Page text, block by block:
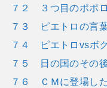
７２ ３つ目のポポ
７３ ピエトロの言
７４ ピエトロvsボ
７５ 日の国のその
７６ ＣＭに登場し